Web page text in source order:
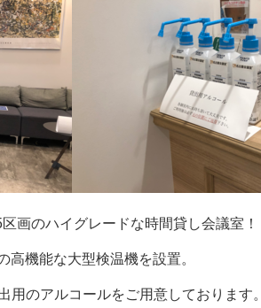
画のハイグレードな時間貸し会議室！
機能な大型検温機を設置。
のアルコールをご用意しております。